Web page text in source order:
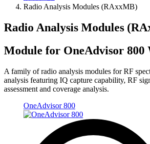
Radio Analysis Modules (RAxxMB)
Radio Analysis Modules
Module for OneAdvisor 800
A family of radio analysis modules for RF
analysis featuring IQ capture capability, RF
assessment and coverage analysis.
OneAdvisor 800